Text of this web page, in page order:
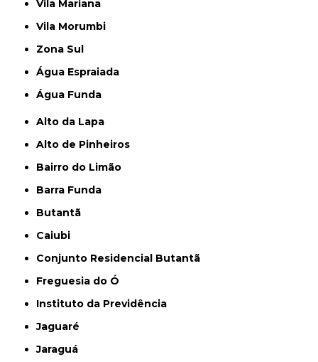
Vila Mariana
Vila Morumbi
Zona Sul
Água Espraiada
Água Funda
Alto da Lapa
Alto de Pinheiros
Bairro do Limão
Barra Funda
Butantã
Caiubi
Conjunto Residencial Butantã
Freguesia do Ó
Instituto da Previdência
Jaguaré
Jaraguá